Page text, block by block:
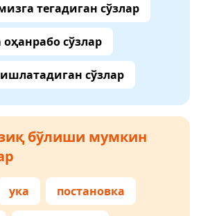
тегадиган сўзлар
сўзлар
сўзлар
бўлиши мумкин
ука постановка